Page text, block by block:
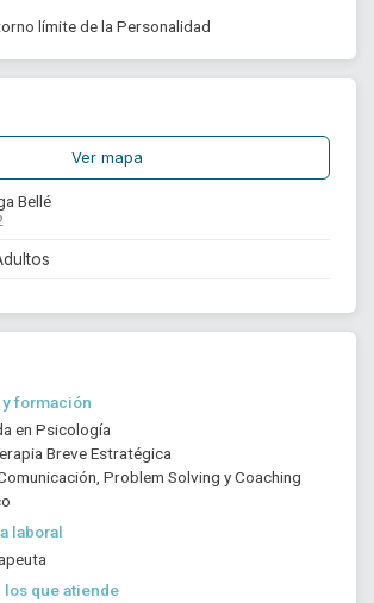
límite de la Personalidad
Ver mapa
Bellé
formación
en Psicología
Breve Estratégica
Problem Solving y Coaching
laboral
los que atiende